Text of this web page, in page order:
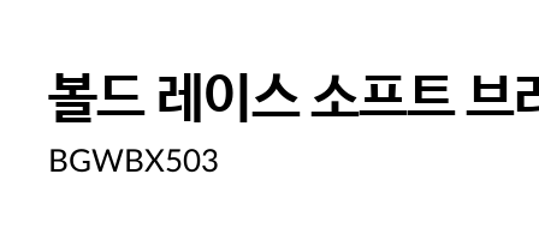
볼드 레이스 소프트 브
BGWBX503